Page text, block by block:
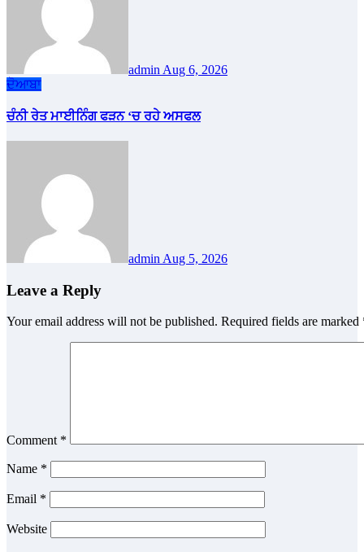
admin Aug 6, 2026
ਦੋਆਬਾ
ਚੰਨੀ ਰੇਤ ਮਾਈਨਿੰਗ ਫੜਨ ‘ਚ ਰਹੇ ਅਸਫਲ
admin Aug 5, 2026
Leave a Reply
Your email address will not be published. Required fields are marked
Comment *
Name *
Email *
Website